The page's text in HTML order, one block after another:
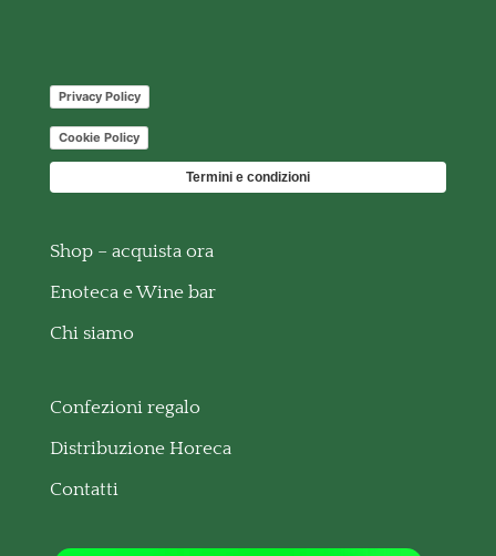
Privacy Policy
Cookie Policy
Termini e condizioni
Shop – acquista ora
Enoteca e Wine bar
Chi siamo
Confezioni regalo
Distribuzione Horeca
Contatti